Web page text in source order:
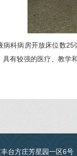
病科病房开放床位数
具有较强的医疗、教学
丰台方庄芳星园一区6